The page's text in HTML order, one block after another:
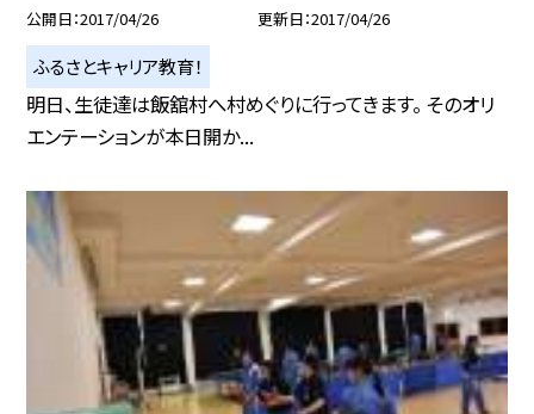
公開日 2017/04/26 更新日 2017/04/26
ふるさとキャリア教育！
明日、生徒達は飯舘村へ村めぐりに行ってきます。 そのオリ
エンテーションが本日開か...